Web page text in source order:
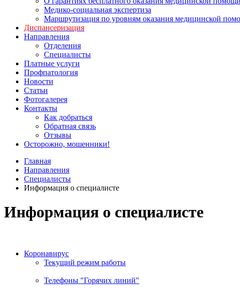
Медико-социальная экспертиза
Маршрутизация по уровням оказания медицинской
Диспансеризация
Направления
Отделения
Специалисты
Платные услуги
Профпатология
Новости
Статьи
Фотогалерея
Контакты
Как добраться
Обратная связь
Отзывы
Осторожно, мошенники!
Главная
Направления
Специалисты
Информация о специалисте
Информация о специалисте
Коронавирус
Текущий режим работы
Телефоны "Горячих линий"